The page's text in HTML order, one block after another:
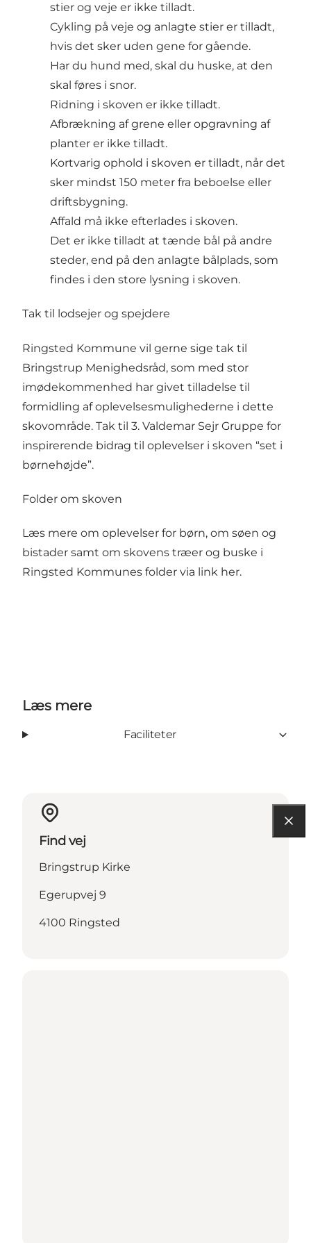
stier og veje er ikke tilladt.
Cykling på veje og anlagte stier er tilladt,
hvis det sker uden gene for gående.
Har du hund med, skal du huske, at den
skal føres i snor.
Ridning i skoven er ikke tilladt.
Afbrækning af grene eller opgravning af
planter er ikke tilladt.
Kortvarig ophold i skoven er tilladt, når det
sker mindst 150 meter fra beboelse eller
driftsbygning.
Affald må ikke efterlades i skoven.
Det er ikke tilladt at tænde bål på andre
steder, end på den anlagte bålplads, som
findes i den store lysning i skoven.
Tak til lodsejer og spejdere
Ringsted Kommune vil gerne sige tak til
Bringstrup Menighedsråd, som med stor
imødekommenhed har givet tilladelse til
formidling af oplevelsesmulighederne i dette
skovområde. Tak til 3. Valdemar Sejr Gruppe for
inspirerende bidrag til oplevelser i skoven “set i
børnehøjde”.
Folder om skoven
Læs mere om oplevelser for børn, om søen og
bistader samt om skovens træer og buske i
Ringsted Kommunes folder via link her.
Læs mere
Faciliteter
Find vej
Bringstrup Kirke
Egerupvej 9
4100 Ringsted